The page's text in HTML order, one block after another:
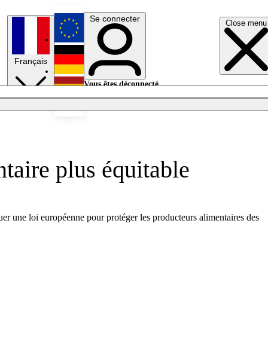
Close menu
Français
English
Deutsch
Se connecter
Vous êtes déconnecté.
plus équitable
une loi européenne pour protéger les producteurs alimentaires des